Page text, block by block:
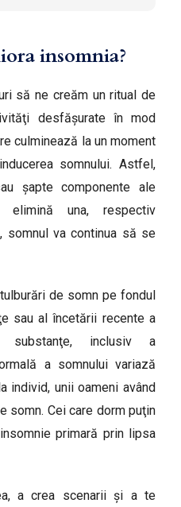
insomnia?
să ne creăm un ritual de
desfăşurate în mod
culminează la un moment
somnului. Astfel,
şapte componente ale
una, respectiv
somnul va continua să se
de somn pe fondul
sau al încetării recente a
substanţe, inclusiv a
a somnului variază
individ, unii oameni având
somn. Cei care dorm puţin
primară prin lipsa
a crea scenarii şi a te